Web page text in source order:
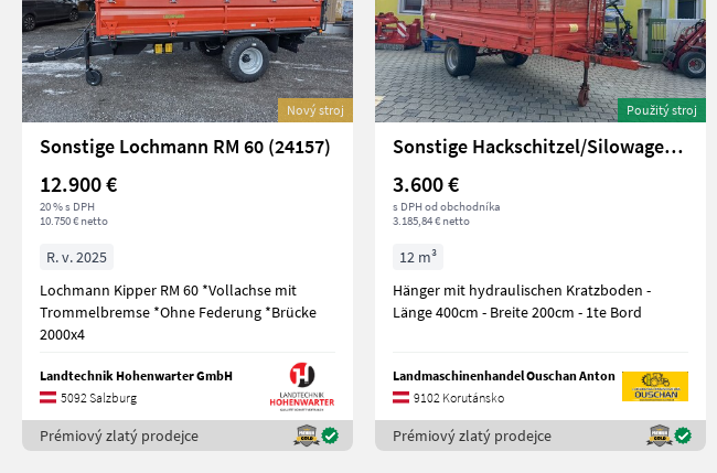
Nový stroj
Sonstige Lochmann RM 60 (24157)
12.900 €
20 % s DPH
10.750 € netto
R. v. 2025
Lochmann Kipper RM 60 *Vollachse mit
Trommelbremse *Ohne Federung *Brücke
2000x4
Landtechnik Hohenwarter GmbH
5092 Salzburg
Prémiový zlatý prodejce
Použitý stroj
Sonstige Hackschitzel/Silowagen 400x200
3.600 €
s DPH od obchodníka
3.185,84 € netto
12 m³
Hänger mit hydraulischen Kratzboden -
Länge 400cm - Breite 200cm - 1te Bord
Landmaschinenhandel Ouschan Anton
9102 Korutánsko
Prémiový zlatý prodejce